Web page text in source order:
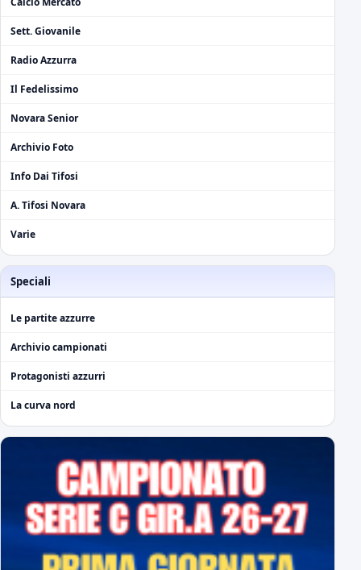
Sett. Giovanile
Radio Azzurra
Il Fedelissimo
Novara Senior
Archivio Foto
Info Dai Tifosi
A. Tifosi Novara
Varie
Speciali
Le partite azzurre
Archivio campionati
Protagonisti azzurri
La curva nord